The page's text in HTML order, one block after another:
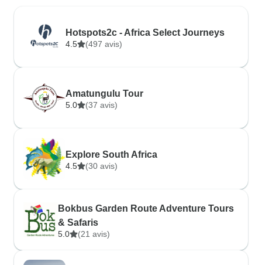
Hotspots2c - Africa Select Journeys
4.5 (497 avis)
Amatungulu Tour
5.0 (37 avis)
Explore South Africa
4.5 (30 avis)
Bokbus Garden Route Adventure Tours
& Safaris
5.0 (21 avis)